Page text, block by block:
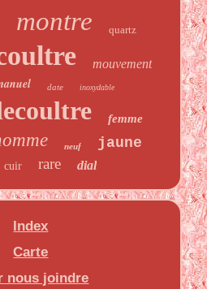
montre quartz
mouvement
date inoxydable
femme
neuf jaune
cuir rare dial
Index
Carte
nous joindre